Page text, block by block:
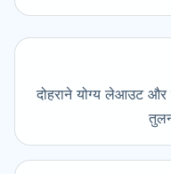
दोहराने योग्य लेआउट और